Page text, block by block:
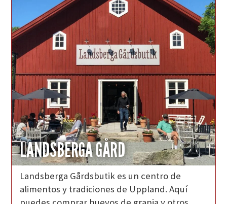
LANDSBERGA GÅRD
Landsberga Gårdsbutik es un centro de
alimentos y tradiciones de Uppland. Aquí